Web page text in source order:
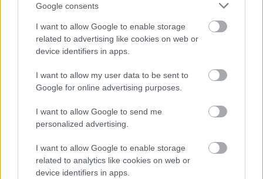
Google consents
I want to allow Google to enable storage
related to advertising like cookies on web or
device identifiers in apps.
I want to allow my user data to be sent to
Google for online advertising purposes.
I want to allow Google to send me
personalized advertising.
I want to allow Google to enable storage
related to analytics like cookies on web or
device identifiers in apps.
Legalábbis egy lemez erejéig biztosan. Illetve az tuti,
hogy ő dobol az alábbi felvételen a stúdióban,